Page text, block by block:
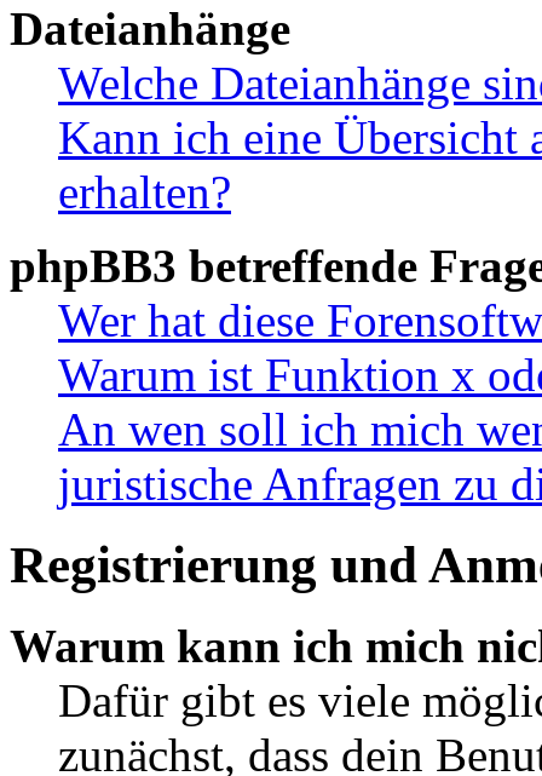
Dateianhänge
Welche Dateianhänge
Kann ich eine Übersicht
erhalten?
phpBB3 betreffende
Wer hat diese
Warum ist Funktion x
An wen soll ich mich
juristische Anfragen zu
Registrierung und
Warum kann ich mich
Dafür gibt es viele
zunächst, dass dein